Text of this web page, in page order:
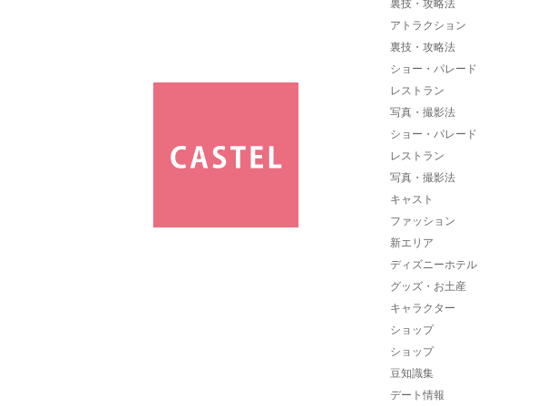
裏技・攻略法
アトラクション
裏技・攻略法
ショー・パレード
レストラン
写真・撮影法
ショー・パレード
レストラン
写真・撮影法
キャスト
ファッション
新エリア
ディズニーホテル
グッズ・お土産
キャラクター
ショップ
ショップ
豆知識集
デート情報